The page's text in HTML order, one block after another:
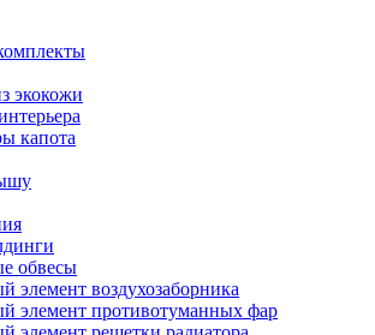
экокожи
капота
обвесы
элемент воздухозаборника
элемент противотуманных фар